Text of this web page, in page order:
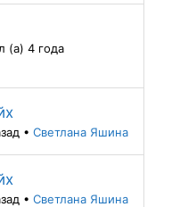
(а) 4 года
• Светлана Яшина
• Светлана Яшина